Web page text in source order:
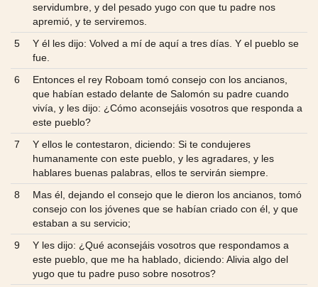
servidumbre, y del pesado yugo con que tu padre nos
apremió, y te serviremos.
5
Y él les dijo: Volved a mí de aquí a tres días. Y el pueblo se
fue.
6
Entonces el rey Roboam tomó consejo con los ancianos,
que habían estado delante de Salomón su padre cuando
vivía, y les dijo: ¿Cómo aconsejáis vosotros que responda a
este pueblo?
7
Y ellos le contestaron, diciendo: Si te condujeres
humanamente con este pueblo, y les agradares, y les
hablares buenas palabras, ellos te servirán siempre.
8
Mas él, dejando el consejo que le dieron los ancianos, tomó
consejo con los jóvenes que se habían criado con él, y que
estaban a su servicio;
9
Y les dijo: ¿Qué aconsejáis vosotros que respondamos a
este pueblo, que me ha hablado, diciendo: Alivia algo del
yugo que tu padre puso sobre nosotros?